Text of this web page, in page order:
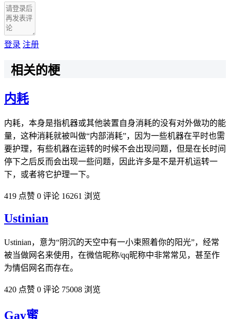
登录 注册
相关的梗
内耗
内耗，本身是指机器或其他装置自身消耗的没有对外做功的能
量，这种消耗就被叫做“内部消耗”，因为一些机器在平时也需
要护理，有些机器在运转的时候不会出现问题，但是在长时间
停下之后反而会出现一些问题，因此许多是不是开机运转一
下，或者将它护理一下。
419 点赞 0 评论 16261 浏览
Ustinian
Ustinian，意为“阴沉的天空中有一小束照着你的阳光”，经常
被当做网名来使用，在微信昵称/qq昵称中非常常见，甚至作
为情侣网名而存在。
420 点赞 0 评论 75008 浏览
Gay蜜